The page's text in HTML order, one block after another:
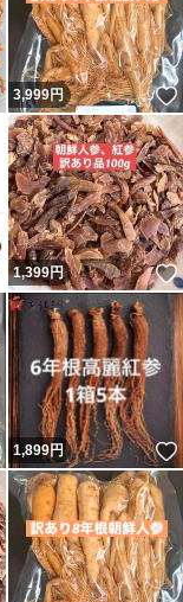
いいね！
3,999円
いいね！
1,399円
いいね！
1,899円